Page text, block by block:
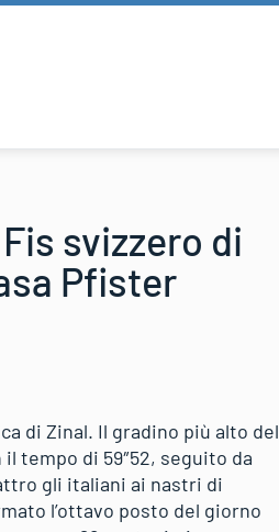
svizzero di
Pfister
di Zinal. Il gradino più alto del
tempo di 59″52, seguito da
gli italiani ai nastri di
l’ottavo posto del giorno